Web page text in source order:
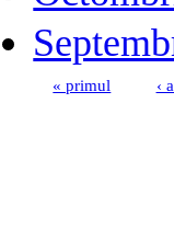
« primul ‹